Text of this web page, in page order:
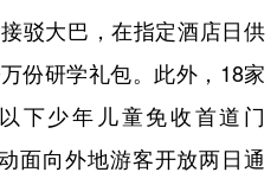
驳大巴，在指定酒店日供
份研学礼包。此外，18家
下少年儿童免收首道门
面向外地游客开放两日通